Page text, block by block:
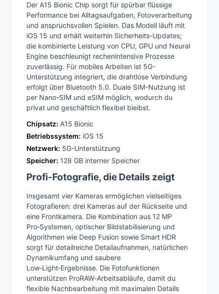
Der A15 Bionic Chip sorgt für spürbar flüssige
Performance bei Alltagsaufgaben, Fotoverarbeitung
und anspruchsvollen Spielen. Das Modell läuft mit
iOS 15 und erhält weiterhin Sicherheits-Updates;
die kombinierte Leistung von CPU, GPU und Neural
Engine beschleunigt rechenintensive Prozesse
zuverlässig. Für mobiles Arbeiten ist 5G-
Unterstützung integriert, die drahtlose Verbindung
erfolgt über Bluetooth 5.0. Duale SIM-Nutzung ist
per Nano-SIM und eSIM möglich, wodurch du
privat und geschäftlich flexibel bleibst.
Chipsatz: A15 Bionic
Betriebssystem: iOS 15
Netzwerk: 5G-Unterstützung
Speicher: 128 GB interner Speicher
Profi-Fotografie, die Details zeigt
Insgesamt vier Kameras ermöglichen vielseitiges
Fotografieren: drei Kameras auf der Rückseite und
eine Frontkamera. Die Kombination aus 12 MP
Pro‑Systemen, optischer Bildstabilisierung und
Algorithmen wie Deep Fusion sowie Smart HDR
sorgt für detailreiche Detailaufnahmen, natürlichen
Dynamikumfang und saubere
Low‑Light‑Ergebnisse. Die Fotofunktionen
unterstützen ProRAW‑Arbeitsabläufe, damit du
flexible Nachbearbeitung mit maximalen Details